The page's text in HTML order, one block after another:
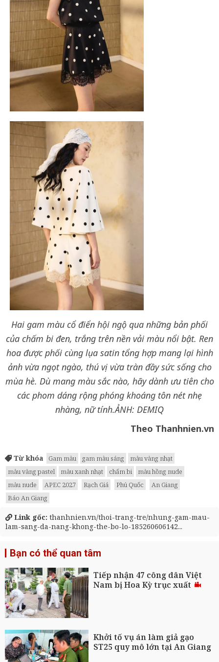
Hai gam màu cổ điển hội ngộ qua những bản phối
của chấm bi đen, trắng trên nền vải màu nổi bật. Ren
hoa được phối cùng lụa satin tổng hợp mang lại hình
ảnh vừa ngọt ngào, thú vị vừa tràn đầy sức sống cho
mùa hè. Dù mang màu sắc nào, hãy dành ưu tiên cho
các phom dáng rộng phóng khoáng tôn nét nhẹ
nhàng, nữ tính.ẢNH: DEMIQ
Theo Thanhnien.vn
Từ khóa Gam màu gam màu sáng
màu vàng nhạt
màu vàng pastel
màu xanh nhạt chấm bi
màu hồng nude
màu nude
APEC 2027 Rạch Giá Phú Quốc
An Giang
Báo An Giang
Link gốc: thanhnien.vn/thoi-trang-tre/nhung-gam-mau-
lam-sang-da-nang-khong-the-bo-lo-185260606142...
Bạn có thể quan tâm
Tiếp nhận 47 công dân Việt
Nam bị Hoa Kỳ trục xuất
Khởi tố vụ án làm giả gạo
ST25 quy mô lớn tại An Giang